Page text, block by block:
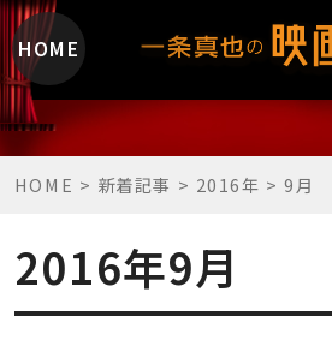
HOME
HOME > 新着記事 > 2016年 >9月
2016年9月